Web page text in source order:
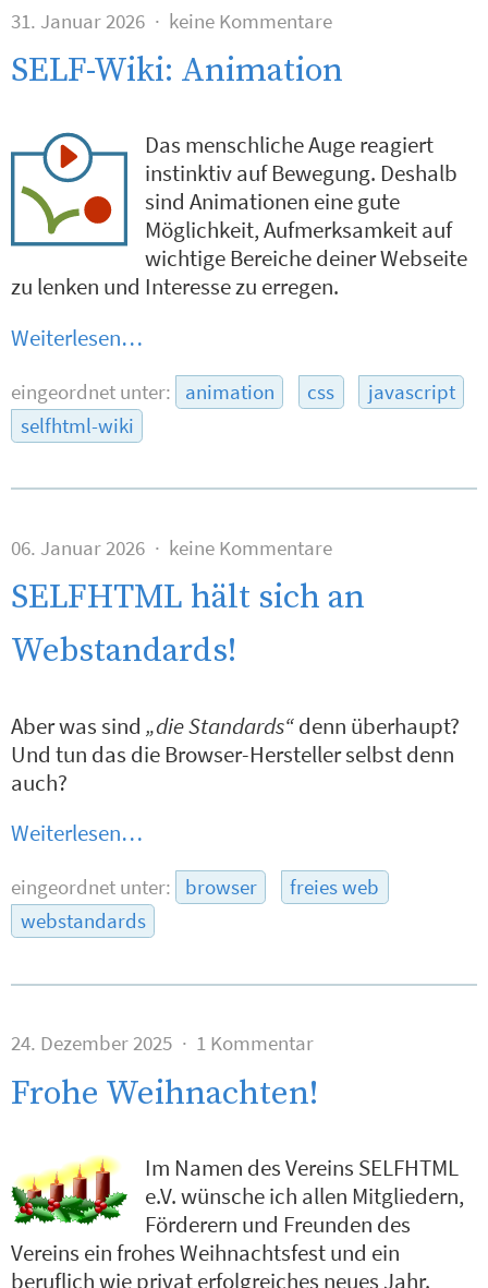
31. Januar 2026 keine Kommentare
SELF-Wiki: Animation
Das menschliche Auge reagiert
instinktiv auf Bewegung. Deshalb
sind Animationen eine gute
Möglichkeit, Aufmerksamkeit auf
wichtige Bereiche deiner Webseite
zu lenken und Interesse zu erregen.
Weiterlesen…
eingeordnet unter: animation css
javascript
selfhtml-wiki
06. Januar 2026 keine Kommentare
SELFHTML hält sich an
Webstandards!
Aber was sind„die Standards“denn überhaupt?
Und tun das die Browser-Hersteller selbst denn
auch?
Weiterlesen…
eingeordnet unter: browser
freies web
webstandards
24. Dezember 2025 1 Kommentar
Frohe Weihnachten!
Im Namen des Vereins SELFHTML
e.V. wünsche ich allen Mitgliedern,
Förderern und Freunden des
Vereins ein frohes Weihnachtsfest und ein
beruflich wie privat erfolgreiches neues Jahr.